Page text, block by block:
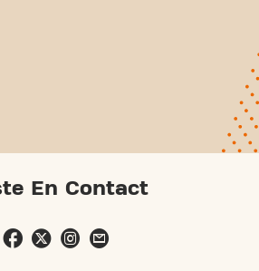
En Contact